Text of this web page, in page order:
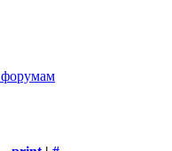
форумам